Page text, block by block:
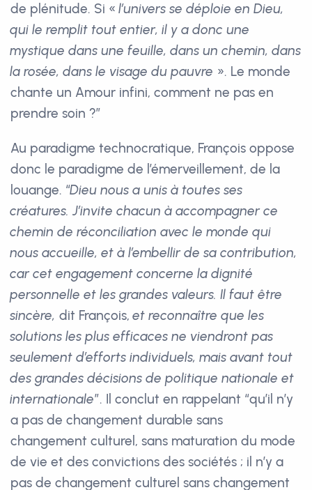
de plénitude. Si «l’univers se déploie en Dieu,
qui le remplit tout entier, il y a donc une
mystique dans une feuille, dans un chemin, dans
la rosée, dans le visage du pauvre ». Le monde
chante un Amour infini, comment ne pas en
prendre soin ?”
Au paradigme technocratique, François oppose
donc le paradigme de l’émerveillement, de la
louange. “Dieu nous a unis à toutes ses
créatures. J’invite chacun à accompagner ce
chemin de réconciliation avec le monde qui
nous accueille, et à l’embellir de sa contribution,
car cet engagement concerne la dignité
personnelle et les grandes valeurs. Il faut être
sincère, dit François,et reconnaître que les
solutions les plus efficaces ne viendront pas
seulement d’efforts individuels, mais avant tout
des grandes décisions de politique nationale et
internationale”. Il conclut en rappelant “qu’il n’y
a pas de changement durable sans
changement culturel, sans maturation du mode
de vie et des convictions des sociétés ; il n’y a
pas de changement culturel sans changement